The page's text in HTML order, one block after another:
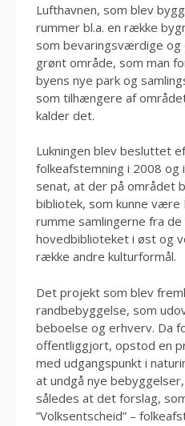
Lufthavnen, som blev
rummer bl.a. en række
som bevaringsværdige
grønt område, som man
byens nye park og
som tilhængere af
kalder det.
Lukningen blev besluttet
folkeafstemning i 2008
senat, at der på området
bibliotek, som kunne
rumme samlingerne fra de
hovedbiblioteket i øst og
række andre kulturformål.
Det projekt som blev
randbebyggelse, som
beboelse og erhverv. Da
offentliggjort, opstod en
med udgangspunkt i
at undgå nye
således at det forslag,
”Volksentscheid” –